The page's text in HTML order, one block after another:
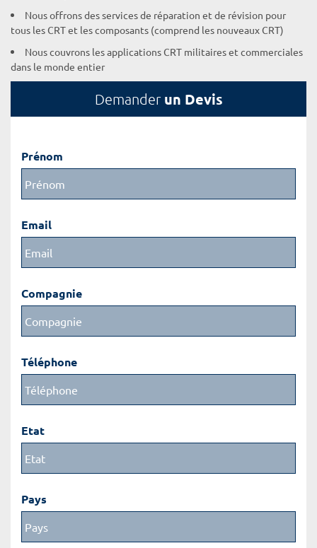
Nous offrons des services de réparation et de révision pour
tous les CRT et les composants (comprend les nouveaux CRT)
Nous couvrons les applications CRT militaires et commerciales
dans le monde entier
Demander un Devis
Prénom
Email
Compagnie
Téléphone
Etat
Pays